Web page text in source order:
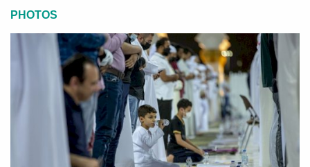
PHOTOS